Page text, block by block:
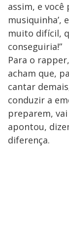
assim, e você
musiquinha’,
muito difícil,
conseguiria!”
Para o
acham que,
cantar
conduzir a
preparem,
apontou,
diferença.